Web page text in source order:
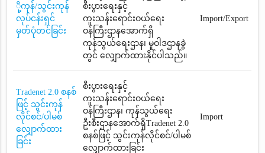
ို့ကုန်/သွင်းကုန်
လုပ်ငန်းရှင်
မှတ်ပုံတင်ခြင်း
စီးပွားရေးနှင့်
ကူးသန်းရောင်းဝယ်ရေး
ဝန်ကြီးဌာနအောက်ရှိ
ကုန်သွယ်ရေးဌာန၊ မူဝါဒဌာနခွဲ
တွင် လျှောက်ထားနိုင်ပါသည်။
Import/Export
Tradenet 2.0 စနစ်
ဖြင့် သွင်းကုန်
လိုင်စင်/ပါမစ်
လျှောက်ထား
ခြင်း
စီးပွားရေးနှင့်
ကူးသန်းရောင်းဝယ်ရေး
ဝန်ကြီးဌာန၊ ကုန်သွယ်ရေး
ဦးစီးဌာနအောက်ရှိTradenet 2.0
စနစ်ဖြင့် သွင်းကုန်လိုင်စင်/ပါမစ်
လျှောက်ထားခြင်း
Import